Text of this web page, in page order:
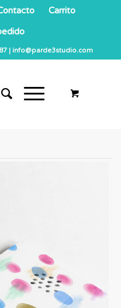
Carrito
| info@parde3studio.com